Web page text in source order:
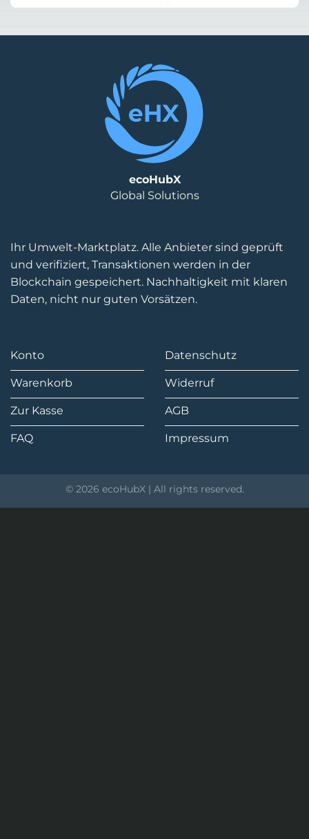
Ihr Umwelt-Marktplatz. Alle Anbieter sind geprüft
und verifiziert, Transaktionen werden in der
Blockchain gespeichert. Nachhaltigkeit mit klaren
Daten, nicht nur guten Vorsätzen.
Konto
Warenkorb
Zur Kasse
FAQ
Datenschutz
Widerruf
AGB
Impressum
ecoHubX
Global Solutions
© 2026 ecoHubX | All rights reserved.